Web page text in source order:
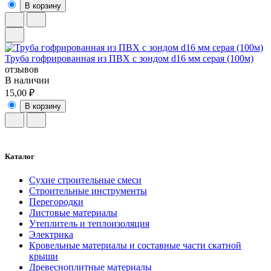
В корзину
Труба гофрированная из ПВХ с зондом d16 мм серая (100м)
отзывов
В наличии
15,00 ₽
В корзину
Каталог
Сухие строительные смеси
Строительные инструменты
Перегородки
Листовые материалы
Утеплитель и теплоизоляция
Электрика
Кровельные материалы и составные части скатной
крыши
Древесноплитные материалы